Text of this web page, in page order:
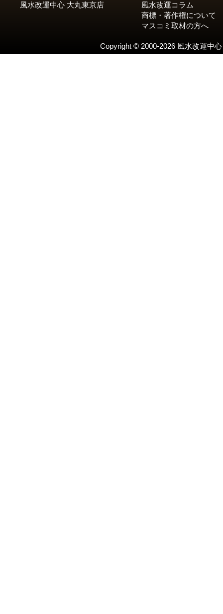
風水改運中心 大丸東京店
風水改運コラム
商標・著作権について
マスコミ取材の方へ
Copyright © 2000-2026 風水改運中